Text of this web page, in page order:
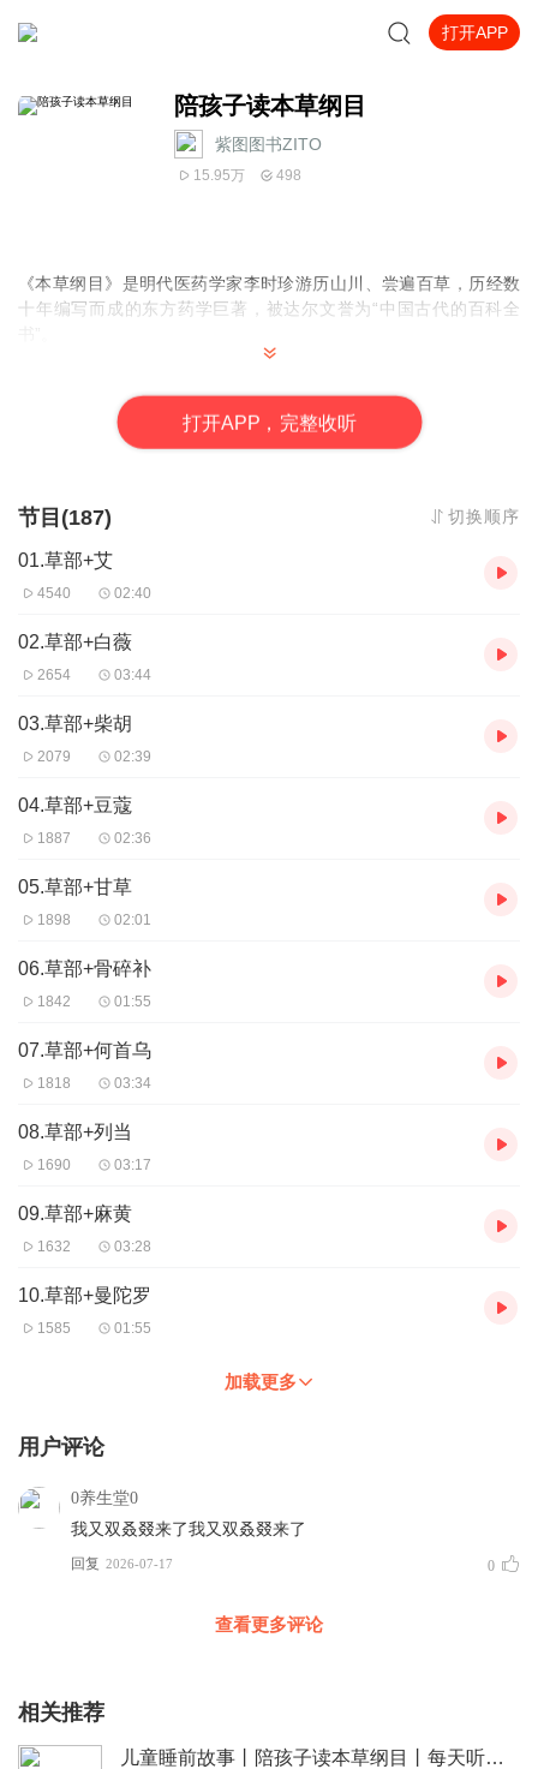
打开APP
陪孩子读本草纲目
紫图图书ZITO
15.95万 498
《本草纲目》是明代医药学家李时珍游历山川、尝遍百草，历经数
十年编写而成的东方药学巨著，被达尔文誉为“中国古代的百科全
近的植物种类进行介绍，涵盖草类、谷类、菜类、水果、树木等类
别。为便于孩子阅读，我们搜集了珍贵的本草插图，并结合民间神
草部（共99个相关故事）
育而生，它们有的能滋补人体，有的却毒性剧烈；有的是餐桌美
食，有的却气味刺鼻；有的艳丽无边，有的却奇形怪状。本书精选
果等，每种本草都详细记录其药用部位、气味、毒性、用途等，为
谷菜果木部（共89个相关故事）
生活在地球上，分清五谷，知晓蔬菜，辨别水果，识记佳木，
是每一个孩子必学的功课。五谷为养，五菜为充，果为木之实，丰
杨梅、山药、生姜等。每种本草都详细记录其药用部位、气味、毒
性、用途等，为您和孩子开启知识和趣味的奇妙之旅。
打开APP，完整收听
节目(187) 切换顺序
01.草部+艾
4540 02:40
02.草部+白薇
2654 03:44
03.草部+柴胡
2079 02:39
04.草部+豆蔻
1887 02:36
05.草部+甘草
1898 02:01
06.草部+骨碎补
1842 01:55
07.草部+何首乌
1818 03:34
08.草部+列当
1690 03:17
09.草部+麻黄
1632 03:28
10.草部+曼陀罗
1585 01:55
加载更多
用户评论
0养生堂0
我又双叒叕来了我又双叒叕来了
回复 2026-07-17 0
查看更多评论
相关推荐
儿童睡前故事丨陪孩子读本草纲目丨每天听一个本草趣闻